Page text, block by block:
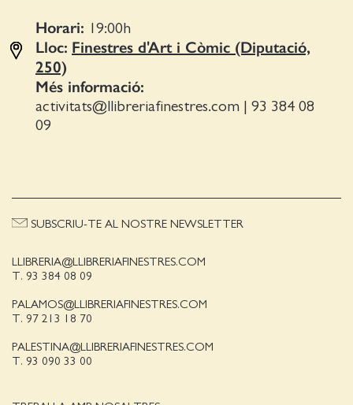
Horari: 19:00 h
Lloc: Finestres d'Art i Còmic (Diputació,
250)
Més informació:
activitats@llibreriafinestres.com
93 384 08
09
LLIBRERIA@LLIBRERIAFINESTRES.COM
T. 93 384 08 09
PALAMOS@LLIBRERIAFINESTRES.COM
T. 97 213 18 70
PALESTINA@LLIBRERIAFINESTRES.COM
T. 93 090 33 00
SUBSCRIU-TE AL NOSTRE NEWSLETTER